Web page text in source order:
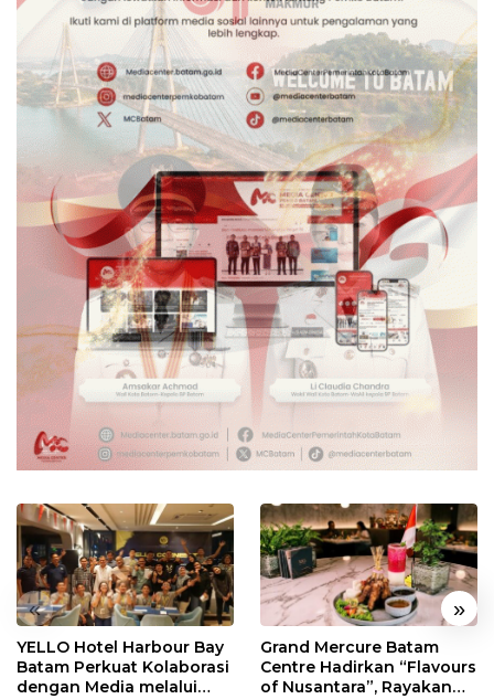
« »
YELLO Hotel Harbour Bay
Batam Perkuat Kolaborasi
dengan Media melalui
Grand Mercure Batam
Centre Hadirkan “Flavours
of Nusantara”, Rayakan